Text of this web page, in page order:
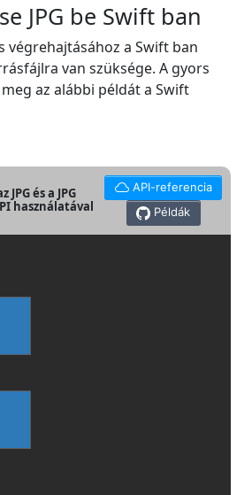
JPG be Swift ban
végrehajtásához a Swift ban
van szüksége. A gyors
az alábbi példát a Swift
és a JPG
használatával
API-referencia
Példák